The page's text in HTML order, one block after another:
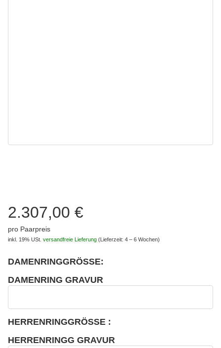
2.307,00 €
pro Paarpreis
inkl. 19% USt. versandfreie Lieferung (Lieferzeit: 4 – 6 Wochen)
DAMENRINGGRÖSSE:
DAMENRING GRAVUR
HERRENRINGGRÖSSE :
HERRENRINGG GRAVUR